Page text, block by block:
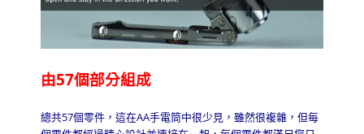
由57個部分組成
總共57個零件，這在AA手電筒中很少見，雖然很複雜，但每